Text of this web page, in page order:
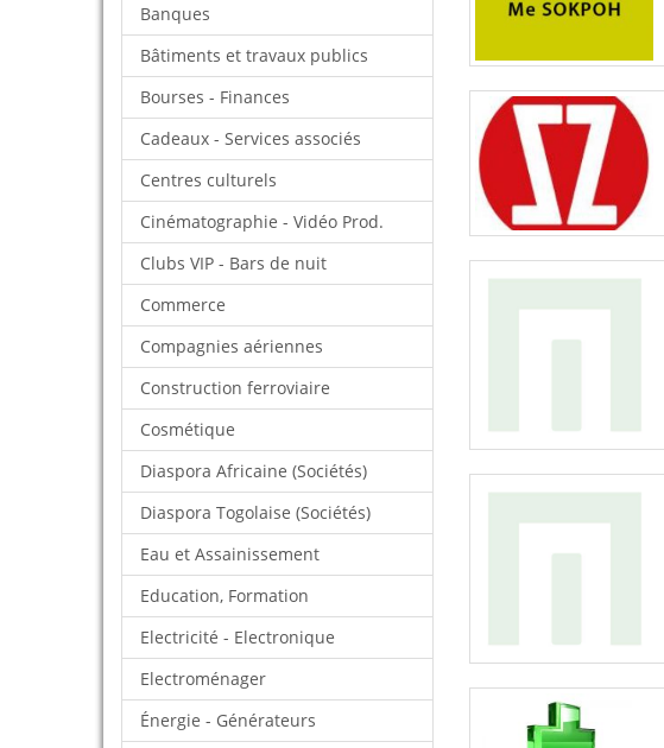
Banques
Bâtiments et travaux publics
Bourses - Finances
Cadeaux - Services associés
Centres culturels
Cinématographie - Vidéo Prod.
Clubs VIP - Bars de nuit
Commerce
Compagnies aériennes
Construction ferroviaire
Cosmétique
Diaspora Africaine (Sociétés)
Diaspora Togolaise (Sociétés)
Eau et Assainissement
Education, Formation
Electricité - Electronique
Electroménager
Énergie - Générateurs